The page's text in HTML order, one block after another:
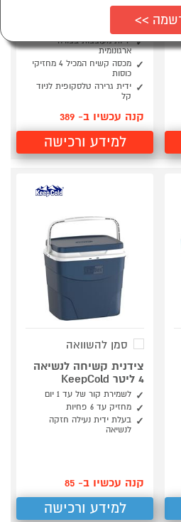
30L
ידיות מעוצבות בצורה
ארגונומית
מכסה קשיח המכיל 4 מחזיקי
כוסות
ידית גרירה טלסקופית לניוד
קל
קנה עכשיו ב- 389
למידע ורכישה
סמן להשוואה
צידנית קשיחה לנשיאה
4 ליטר KeepCold
לשמירת קור של עד 1 יום
מחזיק עד 6 פחיות
בעלת ידית נעילה חזקה
לנשיאה
קנה עכשיו ב- 85
למידע ורכישה